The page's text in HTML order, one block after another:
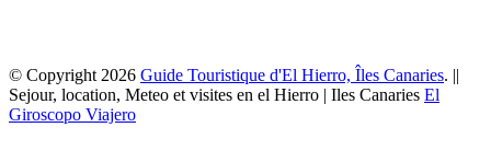
© Copyright 2026 Guide Touristique d'El Hierro, Îles Canaries. ||
Sejour, location, Meteo et visites en el Hierro | Iles Canaries El
Giroscopo Viajero